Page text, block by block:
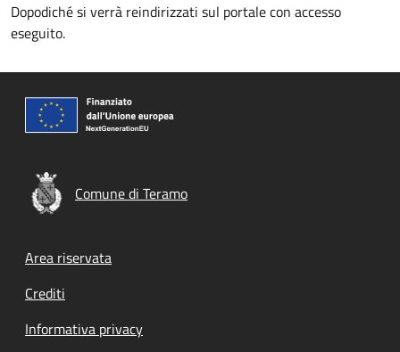
Dopodiché si verrà reindirizzati sul portale con accesso
eseguito.
Comune di Teramo
Footer menu
Area riservata
Crediti
Informativa privacy